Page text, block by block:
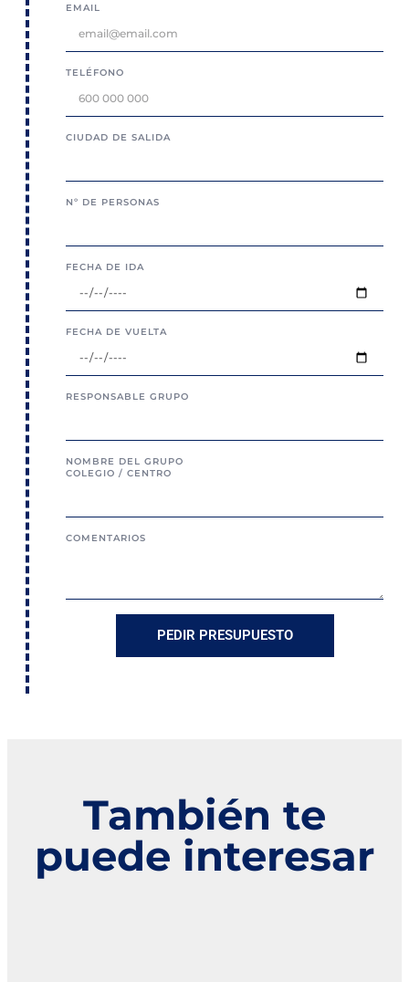
EMAIL
TELÉFONO
CIUDAD DE SALIDA
Nº DE PERSONAS
FECHA DE IDA
FECHA DE VUELTA
RESPONSABLE GRUPO
NOMBRE DEL GRUPO
COLEGIO / CENTRO
COMENTARIOS
PEDIR PRESUPUESTO
También te
puede interesar